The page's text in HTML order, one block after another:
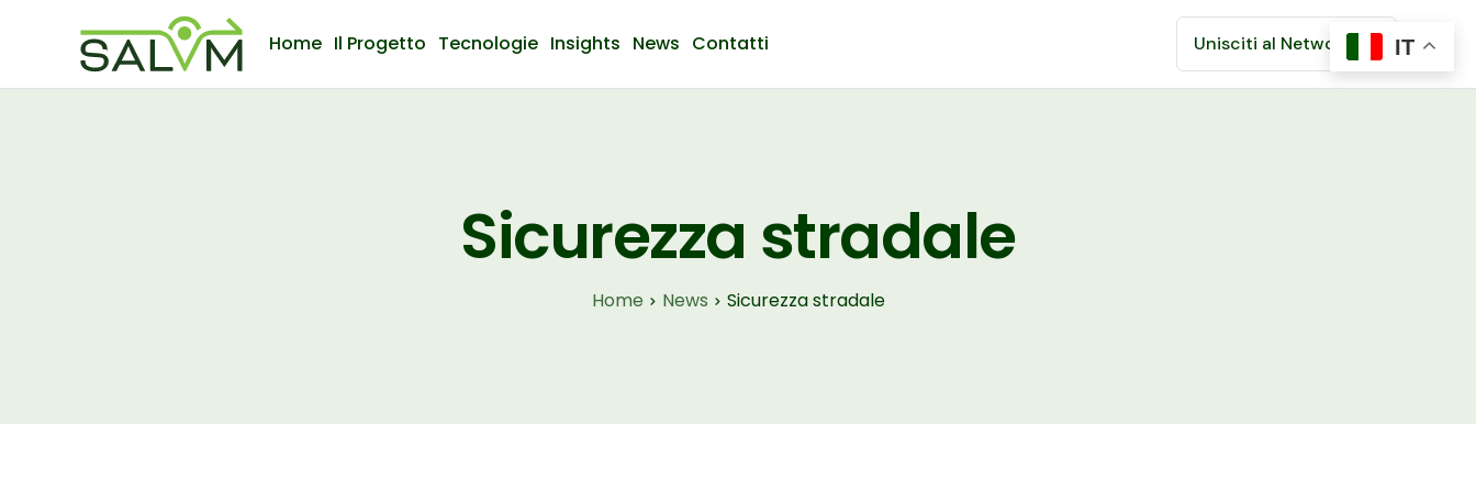
Home Il Progetto Tecnologie Insights News Contatti Unisciti al Network
Sicurezza stradale
Home News Sicurezza stradale
IT